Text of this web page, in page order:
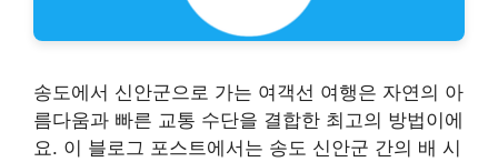
송도에서 신안군으로 가는 여객선 여행은 자연의 아
름다움과 빠른 교통 수단을 결합한 최고의 방법이에
요. 이 블로그 포스트에서는 송도 신안군 간의 배 시